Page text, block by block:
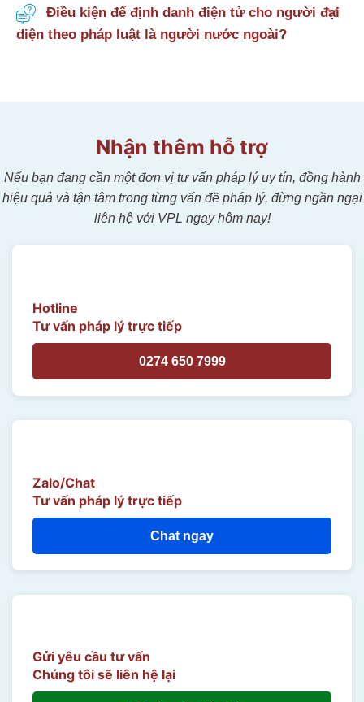
Điều kiện để định danh điện tử cho người đại
diện theo pháp luật là người nước ngoài?
Nhận thêm hỗ trợ
Nếu bạn đang cần một đơn vị tư vấn pháp lý uy tín, đồng hành
hiệu quả và tận tâm trong từng vấn đề pháp lý, đừng ngần ngại
liên hệ với VPL ngay hôm nay!
Hotline
Tư vấn pháp lý trực tiếp
0274 650 7999
Zalo/Chat
Tư vấn pháp lý trực tiếp
Chat ngay
Gửi yêu cầu tư vấn
Chúng tôi sẽ liên hệ lại